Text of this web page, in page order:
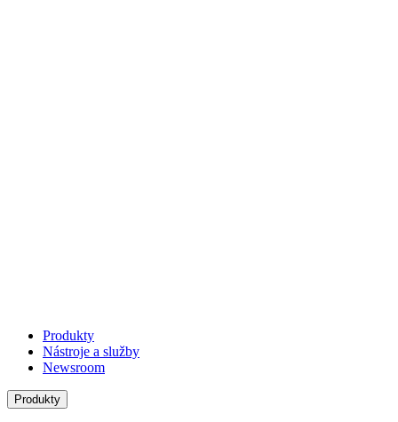
Produkty
Nástroje a služby
Newsroom
Produkty